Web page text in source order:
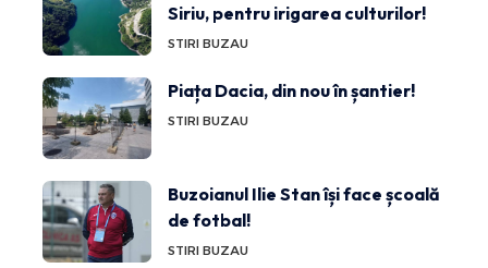
Siriu, pentru irigarea culturilor!
STIRI BUZAU
Piața Dacia, din nou în șantier!
STIRI BUZAU
Buzoianul Ilie Stan își face școală
de fotbal!
STIRI BUZAU